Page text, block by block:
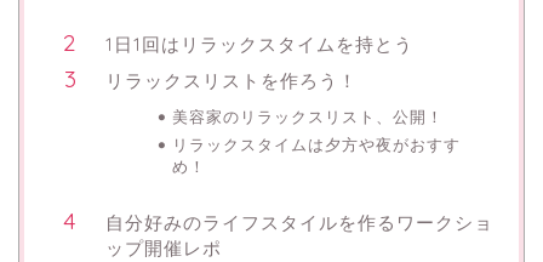
1日1回はリラックスタイムを持とう
リラックスリストを作ろう！
美容家のリラックスリスト、公開！
リラックスタイムは夕方や夜がおすす
め！
自分好みのライフスタイルを作るワークショ
ップ開催レポ